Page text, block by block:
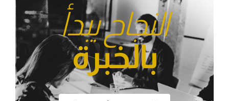
النجاح يبدأ
بالخبرة